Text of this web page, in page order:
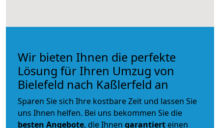
Wir bieten Ihnen die perfekte
Lösung für Ihren Umzug von
Bielefeld nach Kaßlerfeld an
Sparen Sie sich Ihre kostbare Zeit und lassen Sie
uns Ihnen helfen. Bei uns bekommen Sie die
besten Angebote, die Ihnen garantiert einen